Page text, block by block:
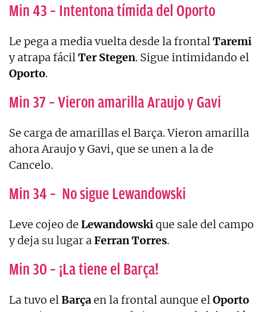
Min 43 – Intentona tímida del Oporto
Le pega a media vuelta desde la frontalTaremi
y atrapa fácilTer Stegen. Sigue intimidando el
Oporto.
Min 37 – Vieron amarilla Araujo y Gavi
Se carga de amarillas el Barça. Vieron amarilla
ahora Araujo y Gavi, que se unen a la de
Cancelo.
Min 34 – No sigue Lewandowski
Leve cojeo de Lewandowskique sale del campo
y deja su lugar aFerranTorres.
Min 30 – ¡La tiene el Barça!
La tuvo elBarçaen la frontal aunque elOporto